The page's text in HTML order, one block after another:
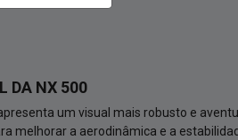
DA NX 500
um visual mais robusto e
melhorar a aerodinâmica e a